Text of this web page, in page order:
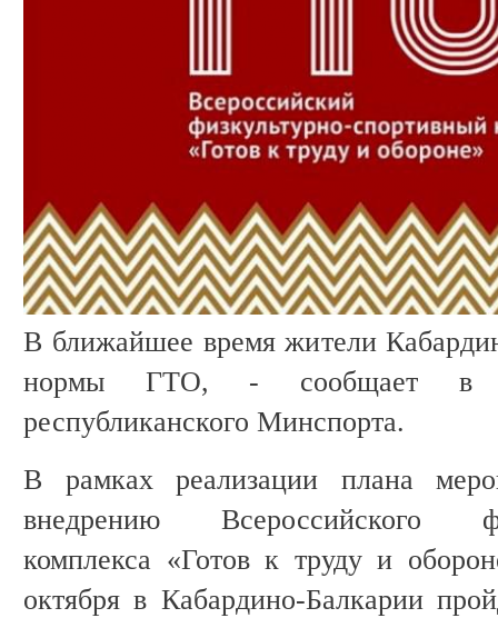
В ближайшее время жители
нормы ГТО, - сообщает в
республиканского Минспорта.
В рамках реализации плана
внедрению Всероссийского
комплекса «Готов к труду и
октября в Кабардино-Балкарии